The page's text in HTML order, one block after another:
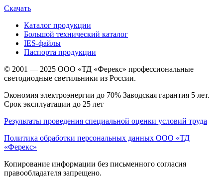
Скачать
Каталог продукции
Большой технический каталог
IES-файлы
Паспорта продукции
© 2001 — 2025 ООО «ТД «Ферекс» профессиональные
светодиодные светильники из России.
Экономия электроэнергии до 70% Заводская гарантия 5 лет.
Срок эксплуатации до 25 лет
Результаты проведения специальной оценки условий труда
Политика обработки персональных данных ООО «ТД
«Ферекс»
Копирование информации без письменного согласия
правообладателя запрещено.